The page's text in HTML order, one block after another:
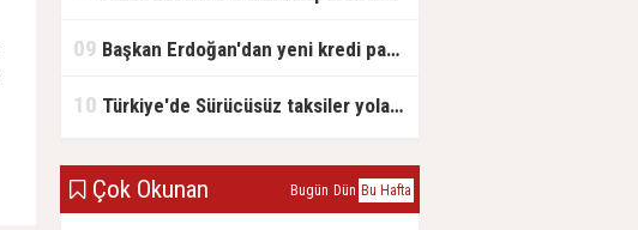
09 Başkan Erdoğan'dan yeni kredi paketi müjdesi: 6 ay geri ödemesiz, 36 ay vadeli
10 Türkiye'de Sürücüsüz taksiler yola çıkmaya hazırlanıyor
Çok Okunan Bugün Dün Bu Hafta